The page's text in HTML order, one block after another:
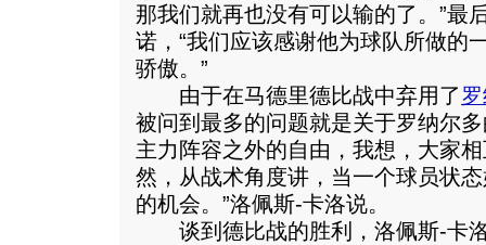
那我们就再也没有可以输的了。”最
诺，“我们应该感谢他为球队所做的
骄傲。”
由于在马德里德比战中弃用了
被问到最多的问题就是关于罗纳尔
主力阵容之外的自由，我想，大家
然，从战术角度讲，当一个球员状
的机会。”洛佩斯-卡洛说。
谈到德比战的胜利，洛佩斯-卡